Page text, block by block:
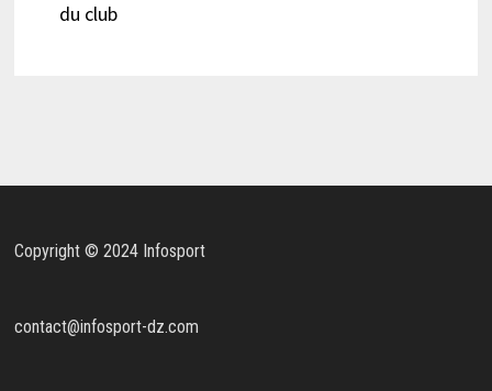
du club
Copyright © 2024 Infosport
contact@infosport-dz.com